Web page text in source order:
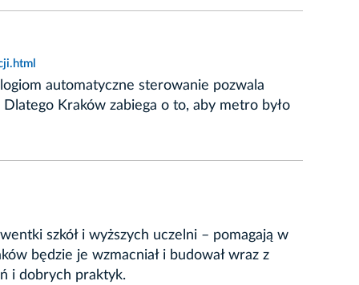
automatyczne sterowanie pozwala
Kraków zabiega o to, aby metro było
szkół i wyższych uczelni – pomagają w
będzie je wzmacniał i budował wraz z
i dobrych praktyk.